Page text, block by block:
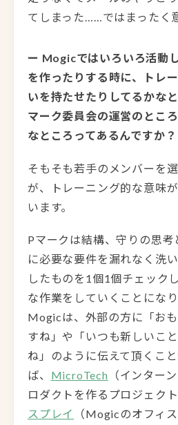
てしまった……ではまったく
ー Mogicではいろいろ活動
を作ったりする時に、トレ
いを持たせたりしてるかな
マーク委員会の運営のとこ
なところってあるんですか？
そもそも若手のメンバーを
が、トレーニング的な意味
います。
Pマークは結構、守りの思
に必要な要件を漏れなく洗
したものを1個1個チェック
な作業をしていくことになり
Mogicは、外部の方に「お
すね」や「いつも新しいこ
ね」のように伝えて頂くこ
ば、 MicroTech （インター
ロダクトを作るプロジェクト
スプレイ
（Mogicのオフィ